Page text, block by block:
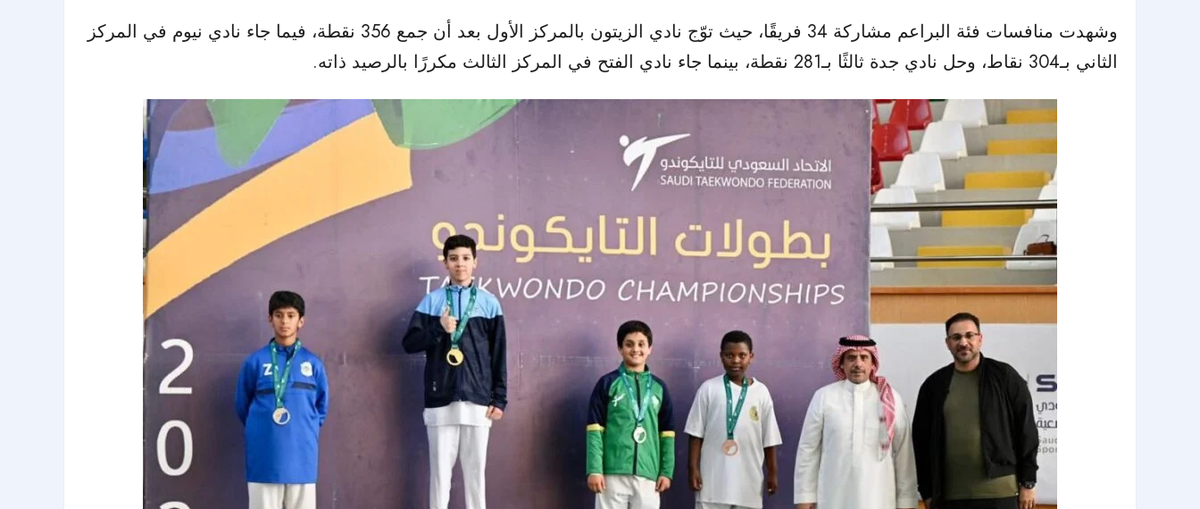
وشهدت منافسات فئة البراعم مشاركة 34 فريقًا، حيث توّج نادي الزيتون بالمركز الأول بعد أن جمع 356 نقطة، فيما جاء نادي نيوم في المركز
الثاني بـ304 نقاط، وحل نادي جدة ثالثًا بـ281 نقطة، بينما جاء نادي الفتح في المركز الثالث مكررًا بالرصيد ذاته.